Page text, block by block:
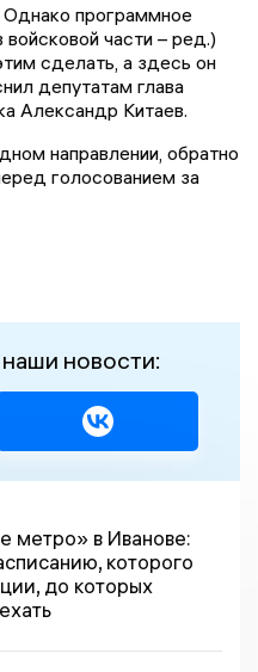
программное
части – ред.)
сделать, а здесь он
депутатам глава
Александр Китаев.
направлении, обратно
голосованием за
новости:
метро» в Иванове:
которого
до которых